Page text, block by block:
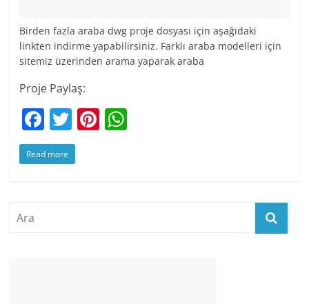
Birden fazla araba dwg proje dosyası için aşağıdaki
linkten indirme yapabilirsiniz. Farklı araba modelleri için
sitemiz üzerinden arama yaparak araba
Proje Paylaş:
F
a
c
T
w
itt
Pi
nt
Read more